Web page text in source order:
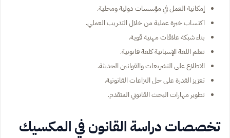
إمكانية العمل في مؤسسات دولية ومحلية.
اكتساب خبرة عملية من خلال التدريب العملي.
بناء شبكة علاقات مهنية قوية.
تعلم اللغة الإسبانية كلغة قانونية.
الاطلاع على التشريعات والقوانين الحديثة.
تعزيز القدرة على حل النزاعات القانونية.
تطوير مهارات البحث القانوني المتقدم.
تخصصات دراسة القانون في المكسيك